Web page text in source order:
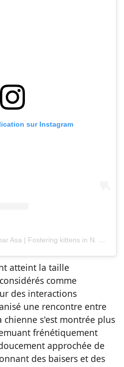
sur Instagram
Une publication partagée par Asa | Fostering kittens in N. Virginia ? (@shibuyarollcall)
atteint la taille
comme
des interactions
une rencontre entre
chienne s'est montrée plus
frénétiquement
approchée de
des baisers et des